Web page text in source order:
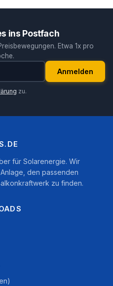
ins Postfach
Etwa 1x pro
Anmelden
zu.
für Solarenergie. Wir
den passenden
zu finden.